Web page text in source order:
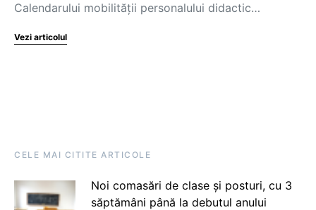
Calendarului mobilității personalului didactic…
Vezi articolul
CELE MAI CITITE ARTICOLE
Noi comasări de clase și posturi, cu 3
săptămâni până la debutul anului